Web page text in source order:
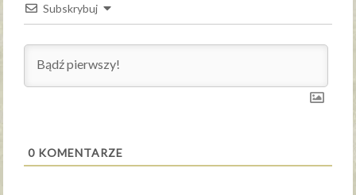
Subskrybuj
0 KOMENTARZE